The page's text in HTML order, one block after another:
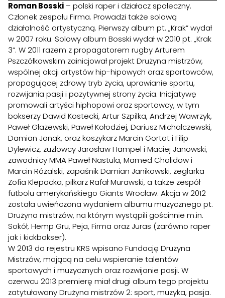
Roman Bosski – polski raper i działacz społeczny.
Członek zespołu Firma. Prowadzi także solową
działalność artystyczną. Pierwszy album pt. „Krak” wydał
w 2007 roku. Solowy album Bosski wydał w 2010 pt. „Krak
3”. W 2011 razem z propagatorem rugby Arturem
Pszczółkowskim zainicjował projekt Drużyna mistrzów,
wspólnej akcji artystów hip-hipowych oraz sportowców,
propagującej zdrowy tryb życia, uprawianie sportu,
rozwijania pasji i pozytywnej strony życia. Inicjatywę
promowali artyści hiphopowi oraz sportowcy, w tym
bokserzy Dawid Kostecki, Artur Szpilka, Andrzej Wawrzyk,
Paweł Głażewski, Paweł Kołodziej, Dariusz Michalczewski,
Damian Jonak, oraz koszykarz Marcin Gortat i Filip
Dylewicz, żużlowcy Jarosław Hampel i Maciej Janowski,
zawodnicy MMA Paweł Nastula, Mamed Chalidow i
Marcin Różalski, zapaśnik Damian Janikowski, żeglarka
Zofia Klepacka, piłkarz Rafał Murawski, a także zespół
futbolu amerykańskiego Giants Wrocław. Akcja w 2012
została uwieńczona wydaniem albumu muzycznego pt.
Drużyna mistrzów, na którym wystąpili gościnnie m.in.
Sokół, Hemp Gru, Peja, Firma oraz Juras (zarówno raper
jak i kickbokser).
W 2013 do rejestru KRS wpisano Fundację Drużyna
Mistrzów, mającą na celu wspieranie talentów
sportowych i muzycznych oraz rozwijanie pasji. W
czerwcu 2013 premierę miał drugi album tego projektu
zatytułowany Drużyna mistrzów 2: sport, muzyka, pasja.